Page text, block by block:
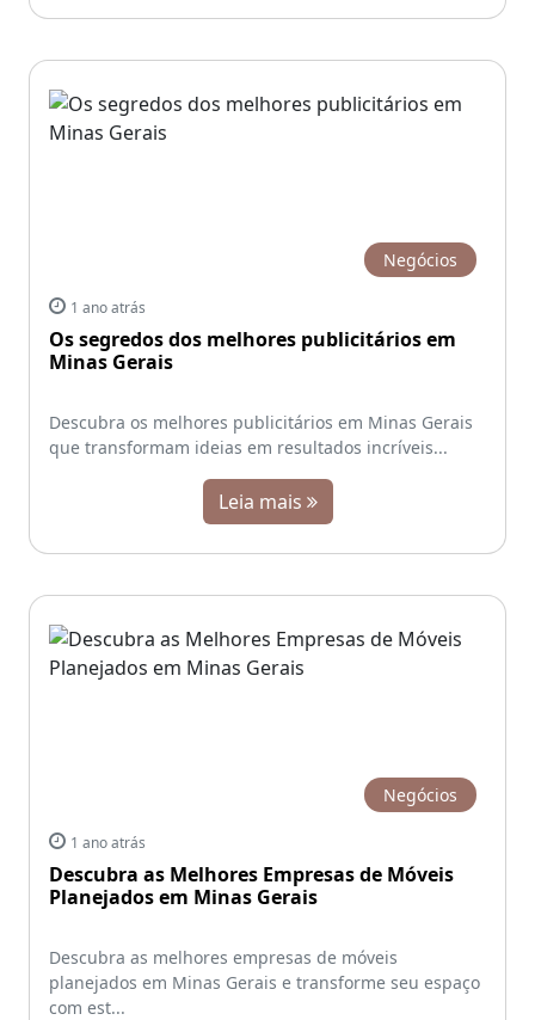
Negócios
1 ano atrás
Os segredos dos melhores publicitários em
Minas Gerais
Descubra os melhores publicitários em Minas Gerais
que transformam ideias em resultados incríveis...
Leia mais
Negócios
1 ano atrás
Descubra as Melhores Empresas de Móveis
Planejados em Minas Gerais
Descubra as melhores empresas de móveis
planejados em Minas Gerais e transforme seu espaço
com est...